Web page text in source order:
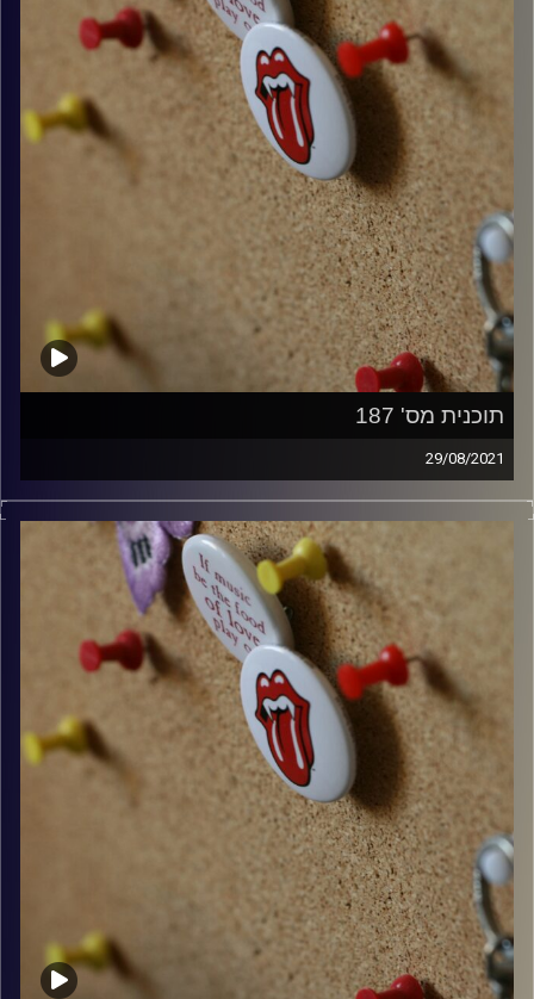
תוכנית מס' 187
29/08/2021
קלאסיקות רוק עם אורן הוף.
włodi